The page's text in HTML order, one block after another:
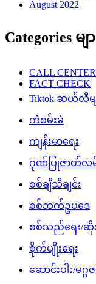
August 2022
Categories
CALL CENTER
FACT CHECK
Tiktok ဆယ်လီမျ
ကံစမ်းမဲ
ကျန်းမာရေး
ဂုဏ်ပြုဇာတ်လမ်း
စစ်ချီသီချင်း
စစ်ဘက်ဥပဒေ
စစ်သည်ရေး/ဆိုသီ
စိုက်ပျိုးရေး
ဆောင်းပါး/မဂ္ဂဇ